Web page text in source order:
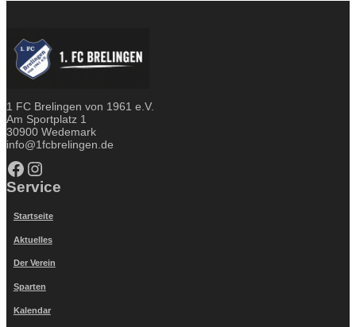
1 FC Brelingen von 1961 e.V.
Am Sportplatz 1
30900 Wedemark
info@1fcbrelingen.de
Facebook Instagram
Service
Startseite
Aktuelles
Der Verein
Sparten
Kalendar